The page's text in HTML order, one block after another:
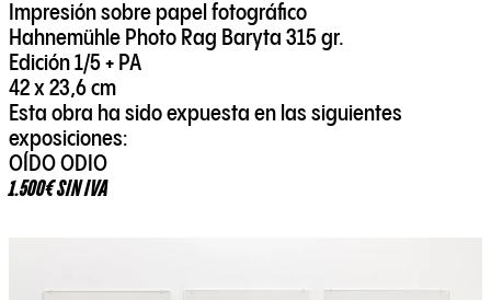
Impresión sobre papel fotográfico
Hahnemühle Photo Rag Baryta 315 gr.
Edición 1/5 + PA
42 x 23,6 cm
Esta obra ha sido expuesta en las siguientes
exposiciones:
OÍDO ODIO
1.500€ SIN IVA